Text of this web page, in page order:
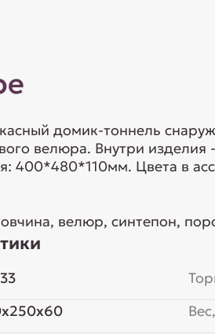
домик-тоннель
велюра. Внутри изделия
400*480*110мм. Цвета в
овчина, велюр, синтепон,